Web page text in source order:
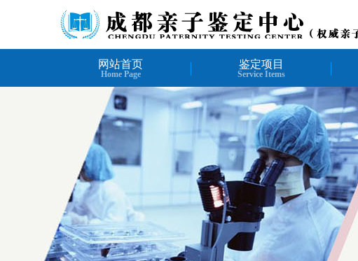
网站首页
Home Page
鉴定项目
Service Items